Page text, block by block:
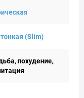
(Slim)
похудение,